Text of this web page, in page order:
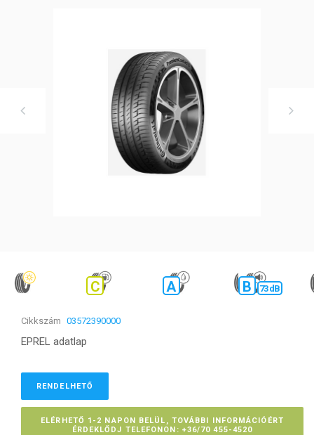
C A B 73 dB
Cikkszám 03572390000
EPREL adatlap
RENDELHETŐ
ELÉRHETŐ 1-2 NAPON BELÜL, TOVÁBBI INFORMÁCIÓÉRT
ÉRDEKLŐDJ TELEFONON: +36/70 455-4520